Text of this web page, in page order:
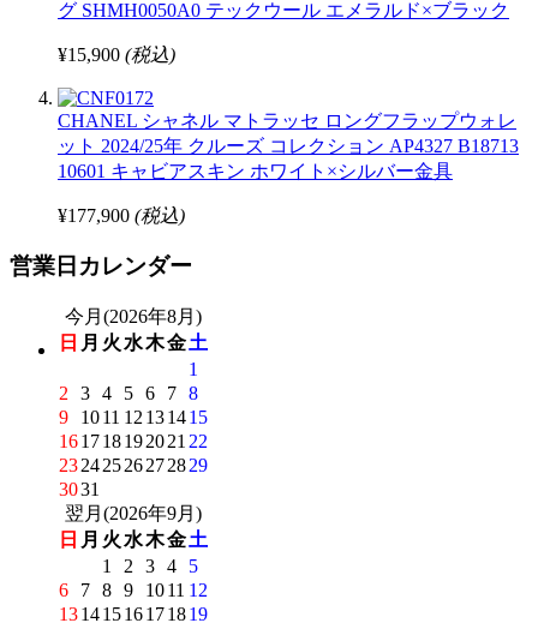
グ SHMH0050A0 テックウール エメラルド×ブラック
¥15,900 (税込)
CHANEL シャネル マトラッセ ロングフラップウォレ
ット 2024/25年 クルーズ コレクション AP4327 B18713
10601 キャビアスキン ホワイト×シルバー金具
¥177,900 (税込)
営業日カレンダー
今月(2026年8月)
日 月 火 水木金土
1
2
3 4 5 6 7 8
9
1011 12 131415
161718192021 22
23242526272829
3031
翌月(2026年9月)
日 月 火 水木金土
1
2 3 4
5
6
7 8 9 1011 12
13141516171819